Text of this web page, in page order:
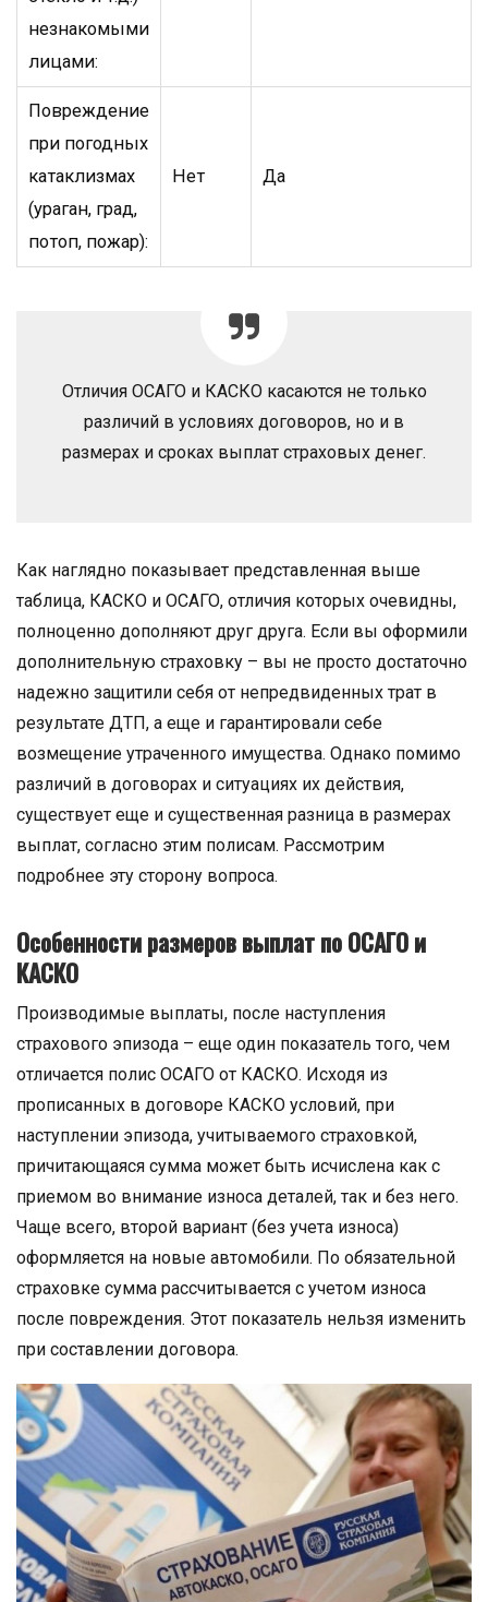
незнакомыми
лицами:
Повреждение
при погодных
катаклизмах
(ураган, град,
потоп, пожар):
Нет Да
Отличия ОСАГО и КАСКО касаются не только
различий в условиях договоров, но и в
размерах и сроках выплат страховых денег.
Как наглядно показывает представленная выше
таблица, КАСКО и ОСАГО, отличия которых очевидны,
полноценно дополняют друг друга. Если вы оформили
дополнительную страховку – вы не просто достаточно
надежно защитили себя от непредвиденных трат в
результате ДТП, а еще и гарантировали себе
возмещение утраченного имущества. Однако помимо
различий в договорах и ситуациях их действия,
существует еще и существенная разница в размерах
выплат, согласно этим полисам. Рассмотрим
подробнее эту сторону вопроса.
Особенности размеров выплат по ОСАГО и
КАСКО
Производимые выплаты, после наступления
страхового эпизода – еще один показатель того, чем
отличается полис ОСАГО от КАСКО. Исходя из
прописанных в договоре КАСКО условий, при
наступлении эпизода, учитываемого страховкой,
причитающаяся сумма может быть исчислена как с
приемом во внимание износа деталей, так и без него.
Чаще всего, второй вариант (без учета износа)
оформляется на новые автомобили. По обязательной
страховке сумма рассчитывается с учетом износа
после повреждения. Этот показатель нельзя изменить
при составлении договора.